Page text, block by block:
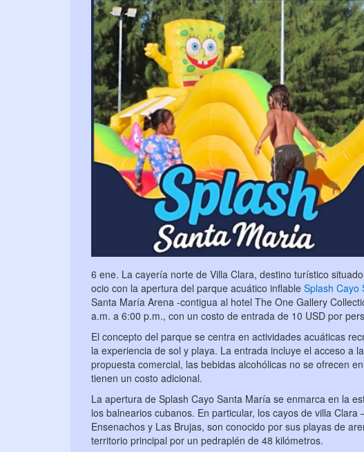
6 ene. La cayería norte de Villa Clara, destino turístico
ocio con la apertura del parque acuático inflable Splash Cayo
Santa María Arena -contigua al hotel The One Gallery
a.m. a 6:00 p.m., con un costo de entrada de 10 USD por
El concepto del parque se centra en actividades acuáticas
la experiencia de sol y playa. La entrada incluye el acceso a
propuesta comercial, las bebidas alcohólicas no se ofrecen
tienen un costo adicional.
La apertura de Splash Cayo Santa María se enmarca en la
los balnearios cubanos. En particular, los cayos de villa
Ensenachos y Las Brujas, son conocido por sus playas de
territorio principal por un pedraplén de 48 kilómetros.